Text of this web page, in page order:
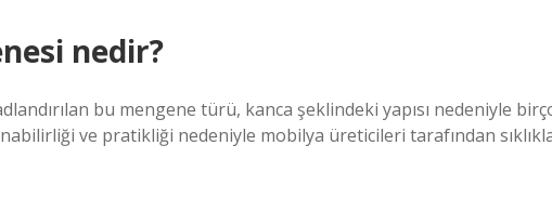
nedir?
bu mengene türü, kanca şeklindeki yapısı nedeniyle
ve pratikliği nedeniyle mobilya üreticileri tarafından